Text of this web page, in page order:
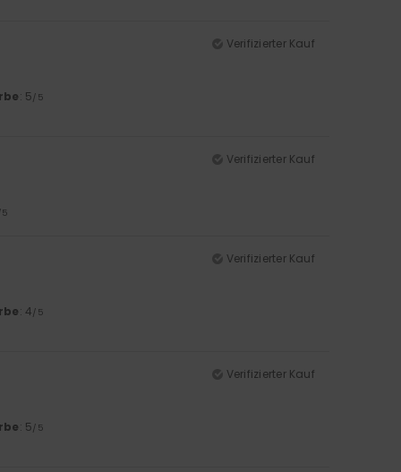
Verifizierter Kauf
: 5/5
Verifizierter Kauf
Verifizierter Kauf
: 4/5
Verifizierter Kauf
: 5/5